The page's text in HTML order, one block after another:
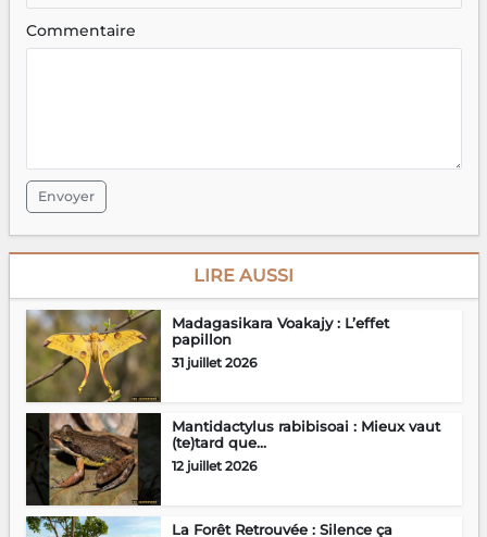
Commentaire
Envoyer
LIRE AUSSI
Madagasikara Voakajy : L’effet
papillon
31 juillet 2026
Mantidactylus rabibisoai : Mieux vaut
(te)tard que...
12 juillet 2026
La Forêt Retrouvée : Silence ça